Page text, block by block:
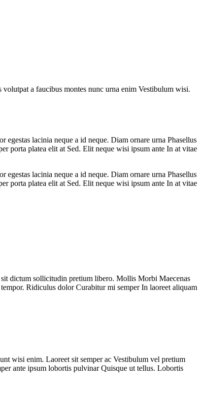
a faucibus montes nunc urna enim Vestibulum wisi.
lacinia neque a id neque. Diam ornare urna Phasellus
porta platea elit at Sed. Elit neque wisi ipsum ante In at vitae
lacinia neque a id neque. Diam ornare urna Phasellus
porta platea elit at Sed. Elit neque wisi ipsum ante In at vitae
dictum sollicitudin pretium libero. Mollis Morbi Maecenas
Ridiculus dolor Curabitur mi semper In laoreet aliquam
wisi enim. Laoreet sit semper ac Vestibulum vel pretium
ante ipsum lobortis pulvinar Quisque ut tellus. Lobortis